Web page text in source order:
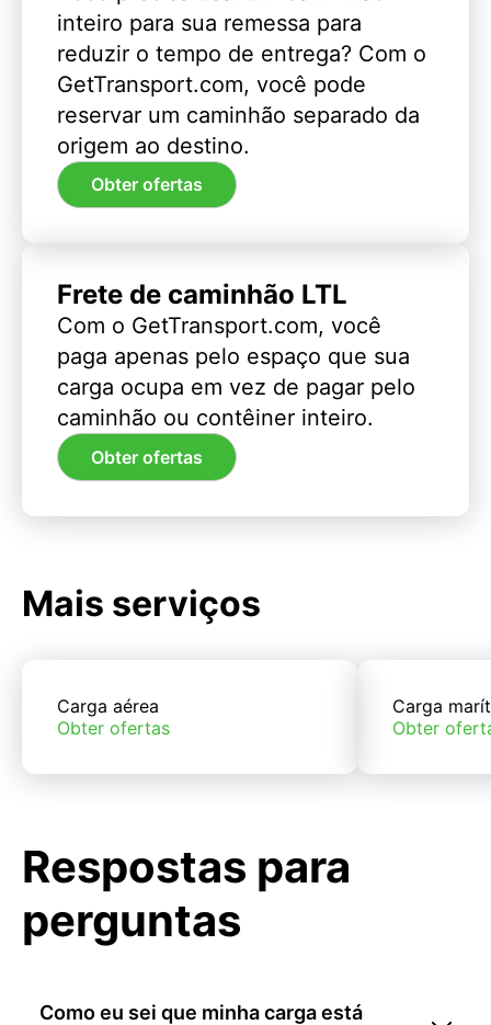
inteiro para sua remessa para
reduzir o tempo de entrega? Com o
GetTransport.com, você pode
reservar um caminhão separado da
origem ao destino.
Obter ofertas
Frete de caminhão LTL
Com o GetTransport.com, você
paga apenas pelo espaço que sua
carga ocupa em vez de pagar pelo
caminhão ou contêiner inteiro.
Obter ofertas
Mais serviços
Carga aérea
Obter ofertas
Carga
Obter
Respostas para
perguntas
Como eu sei que minha carga está